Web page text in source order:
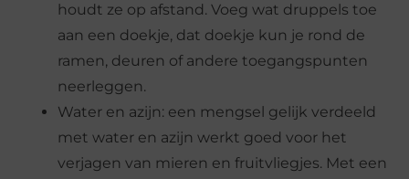
houdt ze op afstand. Voeg wat druppels toe
aan een doekje, dat doekje kun je rond de
ramen, deuren of andere toegangspunten
neerleggen.
Water en azijn: een mengsel gelijk verdeeld
met water en azijn werkt goed voor het
verjagen van mieren en fruitvliegjes. Met een